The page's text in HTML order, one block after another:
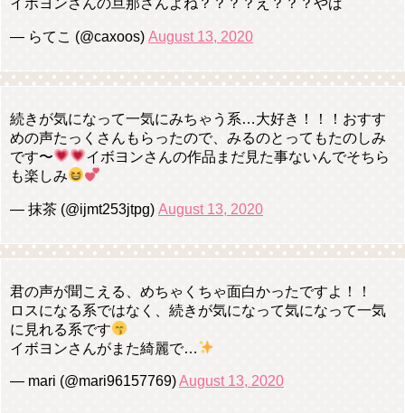
— らてこ (@caxoos) August 13, 2020
続きが気になって一気にみちゃう系…大好き！！！おすす
めの声たっくさんもらったので、みるのとってもたのしみ
です〜
イボヨンさんの作品まだ見た事ないんでそちら
も楽しみ
— 抹茶 (@ijmt253jtpg) August 13, 2020
君の声が聞こえる、めちゃくちゃ面白かったですよ！！
ロスになる系ではなく、続きが気になって気になって一気
に見れる系です
イボヨンさんがまた綺麗で…
— mari (@mari96157769)August 13, 2020